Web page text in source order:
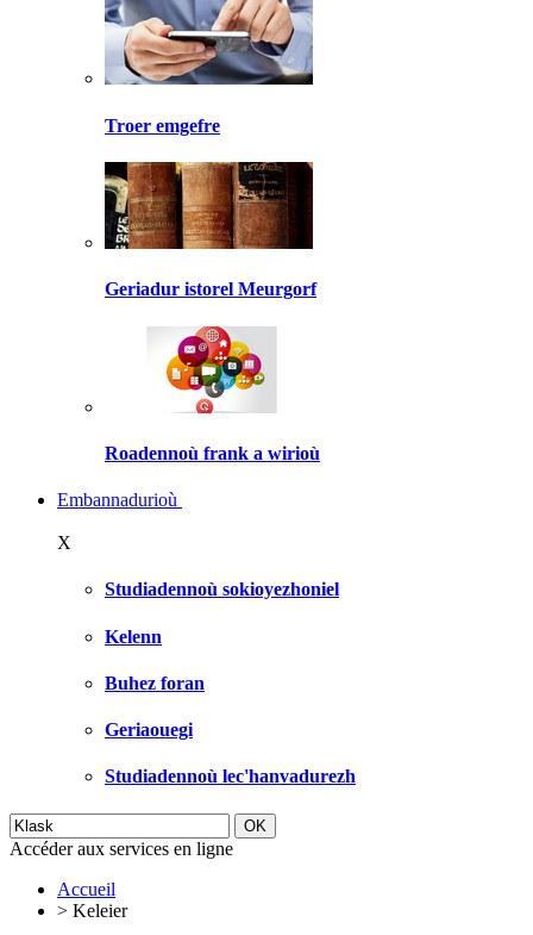
Troer emgefre
Geriadur istorel Meurgorf
Roadennoù frank a wirioù
Embannadurioù
X
Studiadennoù sokioyezhoniel
Kelenn
Buhez foran
Geriaouegi
Studiadennoù lec'hanvadurezh
Accéder aux services en ligne
Accueil
> Keleier